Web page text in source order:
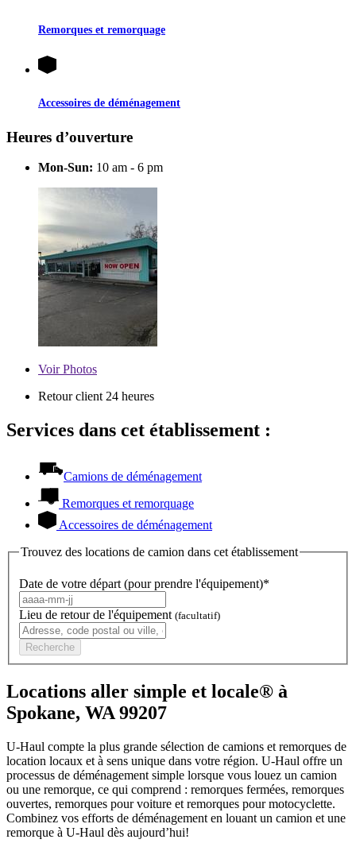
Remorques et remorquage
Accessoires de déménagement
Heures d’ouverture
Mon-Sun: 10 am - 6 pm
VoirPhotos
Retour client 24 heures
Services dans cet établissement :
Camions de déménagement
Remorques et remorquage
Accessoires de déménagement
Trouvez des locations de camion dans cet établissement
Date de votre départ (pour prendre l'équipement)*
Lieu de retour de l'équipement (facultatif)
Recherche
Locations aller simple et locale® à
Spokane, WA 99207
U-Haul compte la plus grande sélection de camions et remorques de
location locaux et à sens unique dans votre région. U-Haul offre un
processus de déménagement simple lorsque vous louez un camion
ou une remorque, ce qui comprend : remorques fermées, remorques
ouvertes, remorques pour voiture et remorques pour motocyclette.
Combinez vos efforts de déménagement en louant un camion et une
remorque à U-Haul dès aujourd’hui!